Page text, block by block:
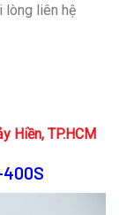
lòng liên hệ
Hiền, TP.HCM
400S